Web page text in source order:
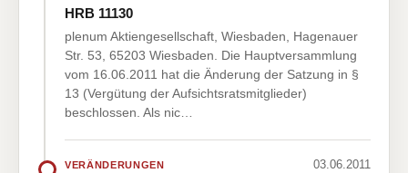
HRB 11130
plenum Aktiengesellschaft, Wiesbaden, Hagenauer
Str. 53, 65203 Wiesbaden. Die Hauptversammlung
vom 16.06.2011 hat die Änderung der Satzung in §
13 (Vergütung der Aufsichtsratsmitglieder)
beschlossen. Als nic…
VERÄNDERUNGEN 03.06.2011